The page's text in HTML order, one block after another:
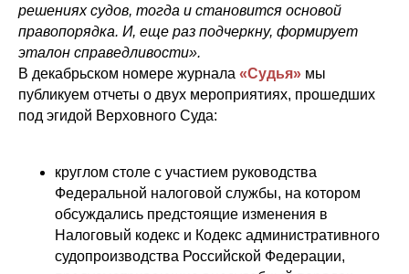
решениях судов, тогда и становится основой
правопорядка. И, еще раз подчеркну, формирует
эталон справедливости».
В декабрьском номере журнала «Судья» мы
публикуем отчеты о двух мероприятиях, прошедших
под эгидой Верховного Суда:
круглом столе с участием руководства
Федеральной налоговой службы, на котором
обсуждались предстоящие изменения в
Налоговый кодекс и Кодекс административного
судопроизводства Российской Федерации,